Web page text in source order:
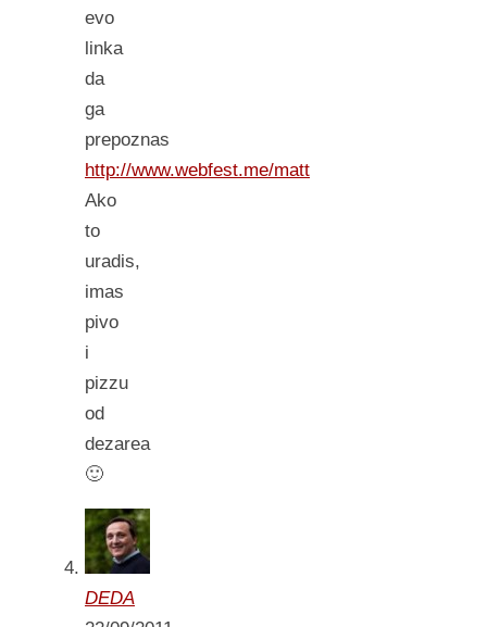
evo
linka
da
ga
prepoznas
http://www.webfest.me/matt
Ako
to
uradis,
imas
pivo
i
pizzu
od
dezarea
🙂
DEDA